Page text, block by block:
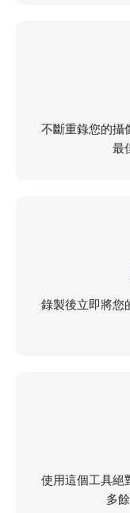
不斷重錄您的攝
最
錄製後立即將您
使用這個工具絕
多